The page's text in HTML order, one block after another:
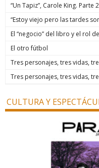
“Un Tapiz”, Carole King. Parte 2
“Estoy viejo pero las tardes
El “negocio” del libro y el rol
El otro fútbol
Tres personajes, tres vidas,
Tres personajes, tres vidas,
CULTURA Y